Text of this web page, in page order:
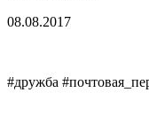
08.08.2017
#дружба